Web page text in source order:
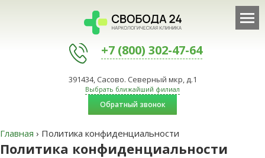
+7 (800) 302-47-64
391434, Сасово. Северный мкр, д.1
Выбрать ближайший филиал
Обратный звонок
Главная › Политика конфиденциальности
Политика конфиденциальности